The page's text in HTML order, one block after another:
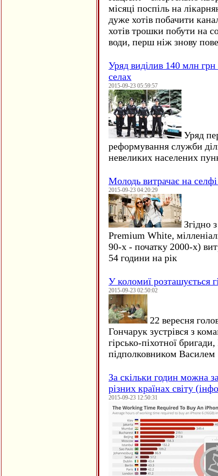
місяці поспіль на
дуже хотів побачити
хотів трошки побути на
води, перш ніж знову
Уряд виділив 140 млн
селах
2015-09-23 05:59:57
Уряд
реформування служби
невеликих населених
Молодь витрачає на
2015-09-23 04:20:29
Згідно
Premium White,
90-х - початку 2000-х)
54 години на рік
У коломиї розташується
2015-09-23 02:50:02
22 вересня
Гончарук зустрівся з
гірсько-піхотної
підполковником
За скільки годин можна
різних країнах світу
2015-09-23 12:50:31